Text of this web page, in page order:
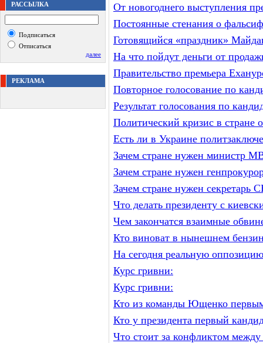
РАССЫЛКА
Подписаться
Отписаться
далее
РЕКЛАМА
От новогоднего выступления
Постоянные стенания о
Готовящийся «праздник»
На что пойдут деньги от
Правительство премьера
Повторное голосование по
Результат голосования по
Политический кризис в стране
Есть ли в Украине
Зачем стране нужен министр
Зачем стране нужен
Зачем стране нужен секретарь
Что делать президенту с
Чем закончатся взаимные
Кто виноват в нынешнем
На сегодня реальную
Курс гривни:
Курс гривни:
Кто из команды Ющенко первым
Кто у президента первый
Что стоит за конфликтом